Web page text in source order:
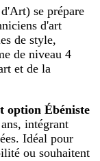
se prépare
d'art
de style,
de niveau 4
et de la
option Ébéniste
intégrant
Idéal pour
ou souhaitent